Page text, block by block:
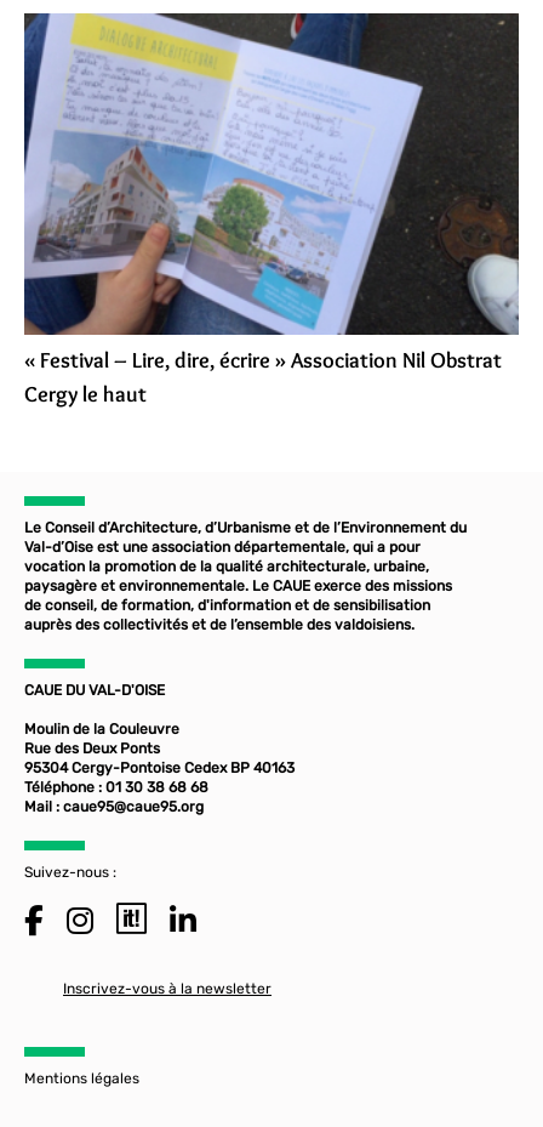
« Festival – Lire, dire, écrire » Association Nil Obstrat
Cergy le haut
Le Conseil d’Architecture, d’Urbanisme et de l’Environnement du
Val-d’Oise est une association départementale, qui a pour
vocation la promotion de la qualité architecturale, urbaine,
paysagère et environnementale. Le CAUE exerce des missions
de conseil, de formation, d'information et de sensibilisation
auprès des collectivités et de l’ensemble des valdoisiens.
CAUE DU VAL-D'OISE
Moulin de la Couleuvre
Rue des Deux Ponts
95304 Cergy-Pontoise Cedex BP 40163
Téléphone : 01 30 38 68 68
Mail : caue95@caue95.org
Suivez-nous :
Inscrivez-vous à la newsletter
Mentions légales